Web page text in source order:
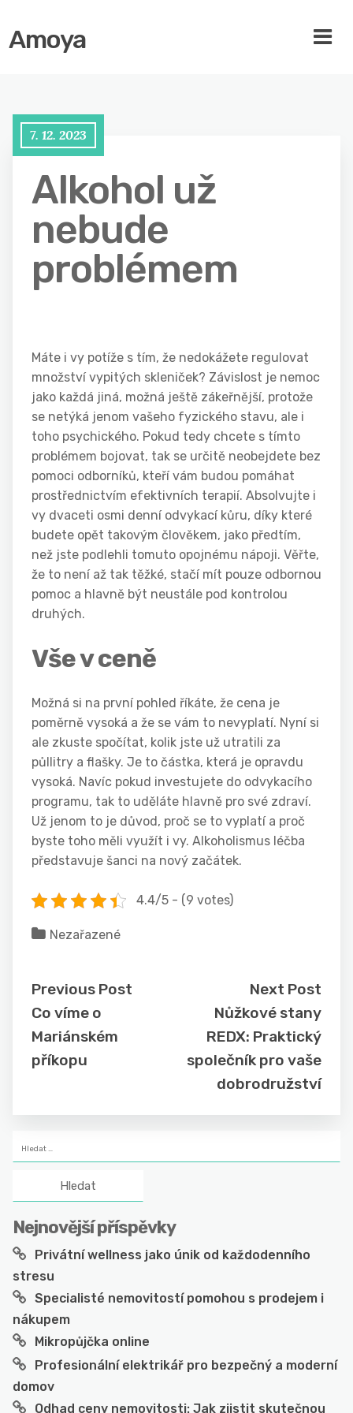
Amoya
7. 12. 2023
Alkohol už
nebude
problémem
Máte i vy potíže s tím, že nedokážete regulovat
množství vypitých skleniček? Závislost je nemoc
jako každá jiná, možná ještě zákeřnější, protože
se netýká jenom vašeho fyzického stavu, ale i
toho psychického. Pokud tedy chcete s tímto
problémem bojovat, tak se určitě neobejdete bez
pomoci odborníků, kteří vám budou pomáhat
prostřednictvím efektivních terapií. Absolvujte i
vy dvaceti osmi denní odvykací kůru, díky které
budete opět takovým člověkem, jako předtím,
než jste podlehli tomuto opojnému nápoji. Věřte,
že to není až tak těžké, stačí mít pouze odbornou
pomoc a hlavně být neustále pod kontrolou
druhých.
Vše v ceně
Možná si na první pohled říkáte, že cena je
poměrně vysoká a že se vám to nevyplatí. Nyní si
ale zkuste spočítat, kolik jste už utratili za
půllitry a flašky. Je to částka, která je opravdu
vysoká. Navíc pokud investujete do odvykacího
programu, tak to uděláte hlavně pro své zdraví.
Už jenom to je důvod, proč se to vyplatí a proč
byste toho měli využít i vy. Alkoholismus léčba
představuje šanci na nový začátek.
4.4/5 - (9 votes)
Nezařazené
Previous Post
Co víme o
Mariánském
příkopu
Next Post
Nůžkové stany
REDX: Praktický
společník pro vaše
dobrodružství
Nejnovější příspěvky
Privátní wellness jako únik od každodenního
stresu
Specialisté nemovitostí pomohou s prodejem i
nákupem
Mikropůjčka online
Profesionální elektrikář pro bezpečný a moderní
domov
Odhad ceny nemovitosti: Jak zjistit skutečnou